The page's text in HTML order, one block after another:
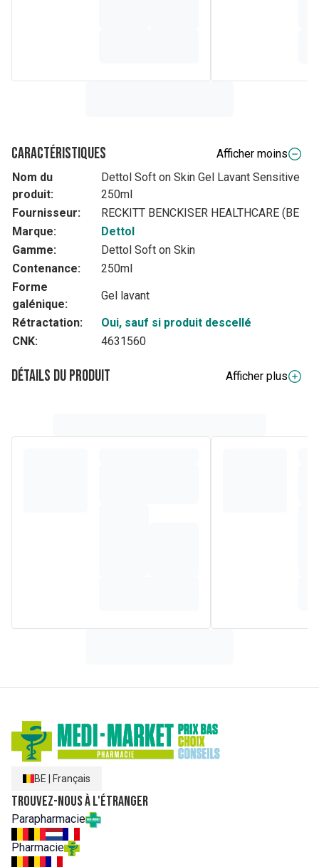
Caractéristiques
Afficher moins
Nom du
produit:
Dettol Soft on Skin Gel Lavant Sensitive
250ml
Fournisseur:
RECKITT BENCKISER HEALTHCARE (BE
Marque:
Dettol
Gamme:
Dettol Soft on Skin
Contenance:
250ml
Forme
galénique:
Gel lavant
Rétractation:
Oui, sauf si produit descellé
CNK:
4631560
Détails du produit
Afficher plus
Acid, Salicylic Acid, Tetrasodium EDTA, Magnesium Nitrate,
BE Français
Trouvez-nous à l'étranger
Parapharmacie
Pharmacie